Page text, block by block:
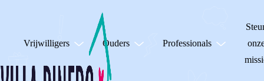
Vrijwilligers Ouders Professionals